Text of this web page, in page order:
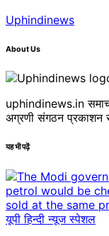
Uphindinews
About Us
uphindinews.in
अग्रणी संगठन प्रकाशन
यह भी पढ़ें
यूपी हिन्दी न्यूज स्पेशल